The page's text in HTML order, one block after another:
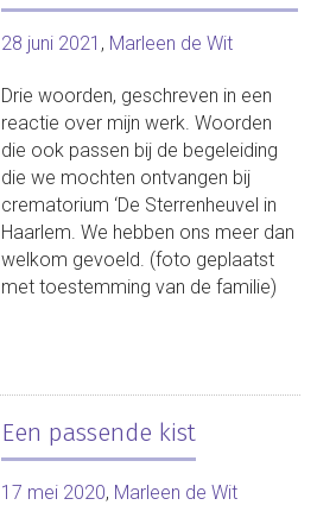
28 juni 2021 , Marleen de Wit
Drie woorden, geschreven in een
reactie over mijn werk. Woorden
die ook passen bij de begeleiding
die we mochten ontvangen bij
crematorium ‘De Sterrenheuvel in
Haarlem. We hebben ons meer dan
welkom gevoeld. (foto geplaatst
met toestemming van de familie)
Een passende kist
17 mei 2020, Marleen de Wit